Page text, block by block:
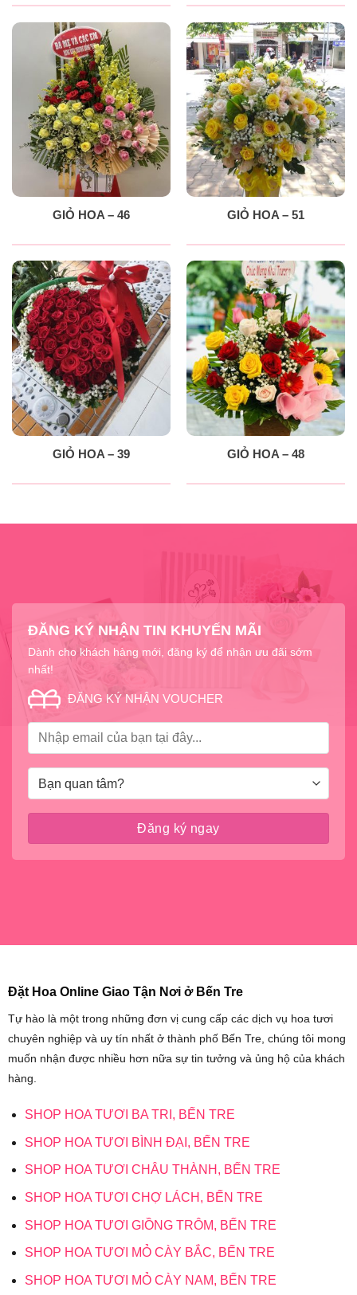
GIỎ HOA – 46 GIỎ HOA – 51
GIỎ HOA – 39 GIỎ HOA – 48
ĐĂNG KÝ NHẬN TIN KHUYẾN MÃI
Dành cho khách hàng mới, đăng ký để nhận ưu đãi sớm
nhất!
ĐĂNG KÝ NHẬN VOUCHER
Đặt Hoa Online Giao Tận Nơi ở Bến Tre
Tự hào là một trong những đơn vị cung cấp các dịch vụ hoa tươi
chuyên nghiệp và uy tín nhất ở thành phố Bến Tre, chúng tôi mong
muốn nhận được nhiều hơn nữa sự tin tưởng và ủng hộ của khách
hàng.
SHOP HOA TƯƠI BA TRI, BẾN TRE
SHOP HOA TƯƠI BÌNH ĐẠI, BẾN TRE
SHOP HOA TƯƠI CHÂU THÀNH, BẾN TRE
SHOP HOA TƯƠI CHỢ LÁCH, BẾN TRE
SHOP HOA TƯƠI GIỒNG TRÔM, BẾN TRE
SHOP HOA TƯƠI MỎ CÀY BẮC, BẾN TRE
SHOP HOA TƯƠI MỎ CÀY NAM, BẾN TRE